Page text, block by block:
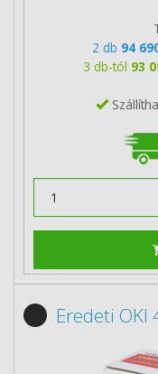
2 db 94
3 db-tól 93
Eredeti